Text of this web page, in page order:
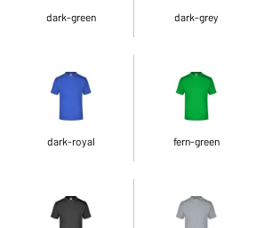
dark-green dark-grey
dark-royal fern-green